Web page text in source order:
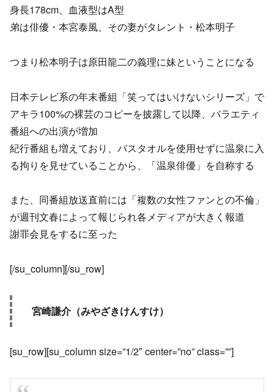
身長178cm、血液型はA型
弟は俳優・本宮泰風、その妻がタレント・松本明子
つまり松本明子は原田龍二の義理に妹ということになる
日本テレビ系の年末番組「笑ってはいけないシリーズ」で
アキラ100%の裸芸のコピーを披露して以降、バラエティ
番組への出演が増加
紀行番組も増えており、バスタオルを使用せずに温泉に入
る拘りを見せていることから、「温泉俳優」を自称する
また、同番組放送直前には「複数の女性ファンとの不倫」
が週刊文春によって報じられ各メディアが大きく報道
謝罪会見をするに至った
[/su_column][/su_row]
宮崎謙介（みやざきけんすけ）
[su_row][su_column size=”1/2″ center=”no” class=””]